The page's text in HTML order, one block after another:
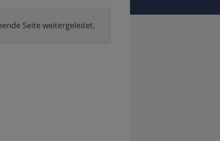
Seite weitergeleitet.